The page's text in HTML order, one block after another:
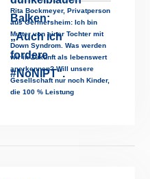
Rita Bockmeyer, Privatperson
aus Germersheim: Ich bin
Mutter von einer Tochter mit
Down Syndrom. Was werden
wir in Zukunft als lebenswert
anerkennen? Will unsere
Gesellschaft nur noch Kinder,
die 100 % Leistung